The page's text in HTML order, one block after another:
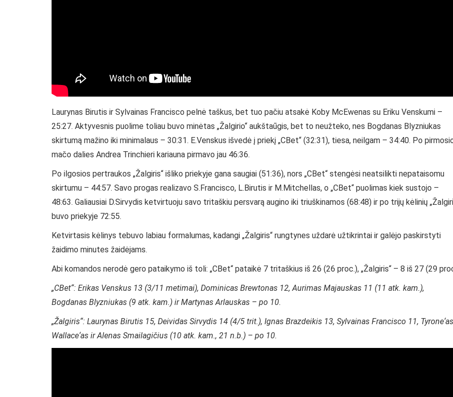
Laurynas Birutis ir Sylvainas Francisco pelnė taškus, bet tuo pačiu atsakė Koby McEwenas su Eriku Venskumi –
25:27. Aktyvesnis puolime toliau buvo minėtas „Žalgirio“ aukštaūgis, bet to neužteko, nes Bogdanas Blyzniukas
skirtumą mažino iki minimalaus – 30:31. E.Venskus išvedė į priekį „CBet“ (32:31), tiesa, neilgam – 34:40. Po
mačo dalies Andrea Trinchieri kariauna pirmavo jau 46:36.
Po ilgosios pertraukos „Žalgiris“ išliko priekyje gana saugiai (51:36), nors „CBet“ stengėsi neatsilikti nepataisomu
skirtumu – 44:57. Savo progas realizavo S.Francisco, L.Birutis ir M.Mitchellas, o „CBet“ puolimas kiek sustojo –
48:63. Galiausiai D.Sirvydis ketvirtuoju savo tritaškiu persvarą augino iki triuškinamos (68:48) ir po trijų kėlinių
buvo priekyje 72:55.
Ketvirtasis kėlinys tebuvo labiau formalumas, kadangi „Žalgiris“ rungtynes uždarė užtikrintai ir galėjo paskirstyti
žaidimo minutes žaidėjams.
Abi komandos nerodė gero pataikymo iš toli: „CBet“ pataikė 7 tritaškius iš 26 (26 proc.), „Žalgiris“ – 8 iš 27 (29
„CBet“: Erikas Venskus 13 (3/11 metimai), Dominicas Brewtonas 12, Aurimas Majauskas 11 (11 atk. kam.),
Bogdanas Blyzniukas (9 atk. kam.) ir Martynas Arlauskas – po 10.
„Žalgiris“: Laurynas Birutis 15, Deividas Sirvydis 14 (4/5 trit.), Ignas Brazdeikis 13, Sylvainas Francisco 11, Tyrone‘as
Wallace‘as ir Alenas Smailagičius (10 atk. kam., 21 n.b.) – po 10.